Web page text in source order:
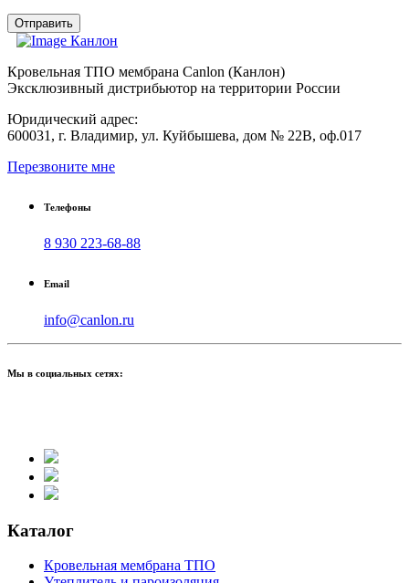
Отправить
Канлон
Кровельная ТПО мембрана Canlon (Канлон)
Эксклюзивный дистрибьютор на территории России
Юридический адрес:
600031, г. Владимир, ул. Куйбышева, дом № 22В, оф.017
Перезвоните мне
Телефоны
8 930 223-68-88
Email
info@canlon.ru
Мы в социальных сетях:
Каталог
Кровельная мембрана ТПО